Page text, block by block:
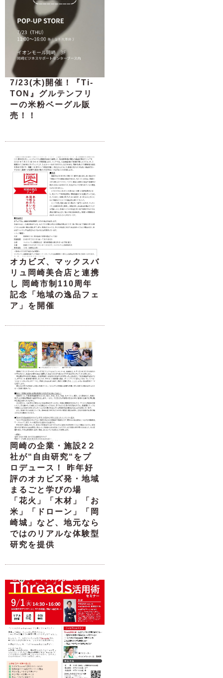
7/23(木)開催！『Ti-
TON』グルテンフリ
ーの米粉ベーグル販
売！！
オカビズ、マックスバ
リュ岡崎美合店と連携
し 岡崎市制110周年
記念「地域の逸品フェ
ア」を開催
岡崎の企業・施設2２
社が“自由研究“をプ
ロデュース！ 昨年好
評のオカビズ発・地域
まるごと学びの場
「花火」「木材」「お
米」「ドローン」「岡
崎城」など、地元なら
ではのリアルな体験型
研究を提供